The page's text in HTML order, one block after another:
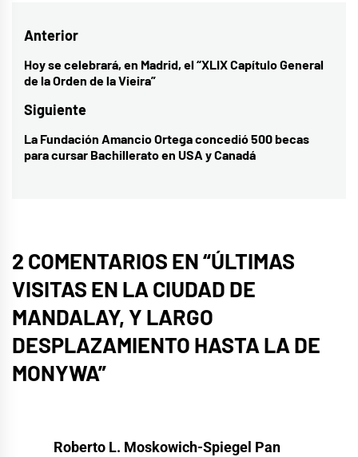
Navegación
de
Anterior
Entrada
anterior:
Hoy se celebrará, en Madrid, el “XLIX Capítulo General
de la Orden de la Vieira”
Siguiente
Entrada
siguiente:
La Fundación Amancio Ortega concedió 500 becas
para cursar Bachillerato en USA y Canadá
2 COMENTARIOS EN “ÚLTIMAS
VISITAS EN LA CIUDAD DE
MANDALAY, Y LARGO
DESPLAZAMIENTO HASTA LA DE
MONYWA”
Roberto L. Moskowich-Spiegel Pan